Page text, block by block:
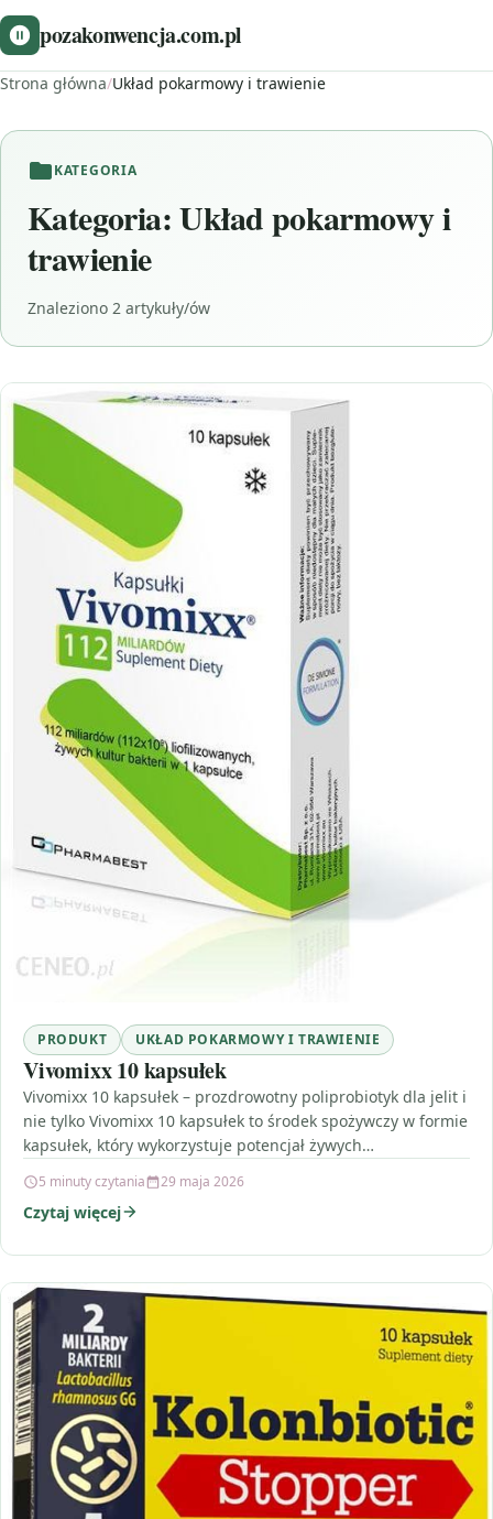
pozakonwencja.com.pl
Strona główna/Układ pokarmowy i trawienie
KATEGORIA
Kategoria:Układ pokarmowy i
trawienie
Znaleziono 2 artykuły/ów
PRODUKT UKŁAD POKARMOWY I TRAWIENIE
Vivomixx 10 kapsułek
Vivomixx 10 kapsułek – prozdrowotny poliprobiotyk dla jelit i
nie tylko Vivomixx 10 kapsułek to środek spożywczy w formie
kapsułek, który wykorzystuje potencjał żywych…
5 minuty czytania 29 maja 2026
Czytaj więcej